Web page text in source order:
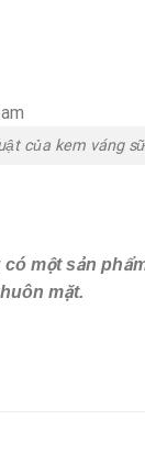
của kem váng
một sản
mặt.